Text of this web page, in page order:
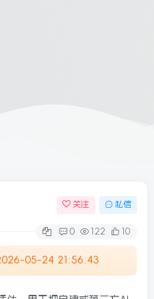
关注 私信
0 122 10
05-24 21:56:43